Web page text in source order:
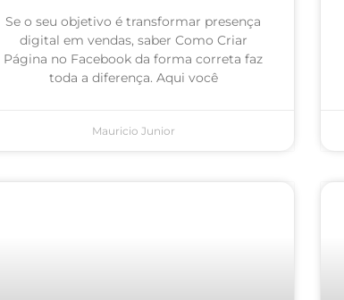
Se o seu objetivo é transformar presença
digital em vendas, saber Como Criar
Página no Facebook da forma correta faz
toda a diferença. Aqui você
Mauricio Junior